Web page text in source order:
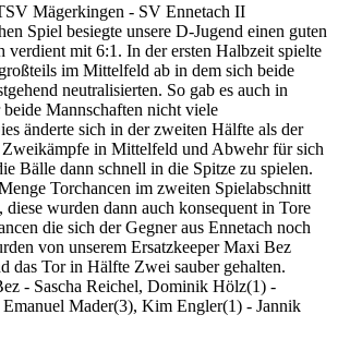
Mägerkingen - SV Ennetach II
Spiel besiegte unsere D-Jugend einen guten
verdient mit 6:1. In der ersten Halbzeit spielte
im Mittelfeld ab in dem sich beide
neutralisierten. So gab es auch in
Mannschaften nicht viele
änderte sich in der zweiten Hälfte als der
in Mittelfeld und Abwehr für sich
Bälle dann schnell in die Spitze zu spielen.
Torchancen im zweiten Spielabschnitt
diese wurden dann auch konsequent in Tore
die sich der Gegner aus Ennetach noch
von unserem Ersatzkeeper Maxi Bez
das Tor in Hälfte Zwei sauber gehalten.
- Sascha Reichel, Dominik Hölz(1) -
Mader(3), Kim Engler(1) - Jannik